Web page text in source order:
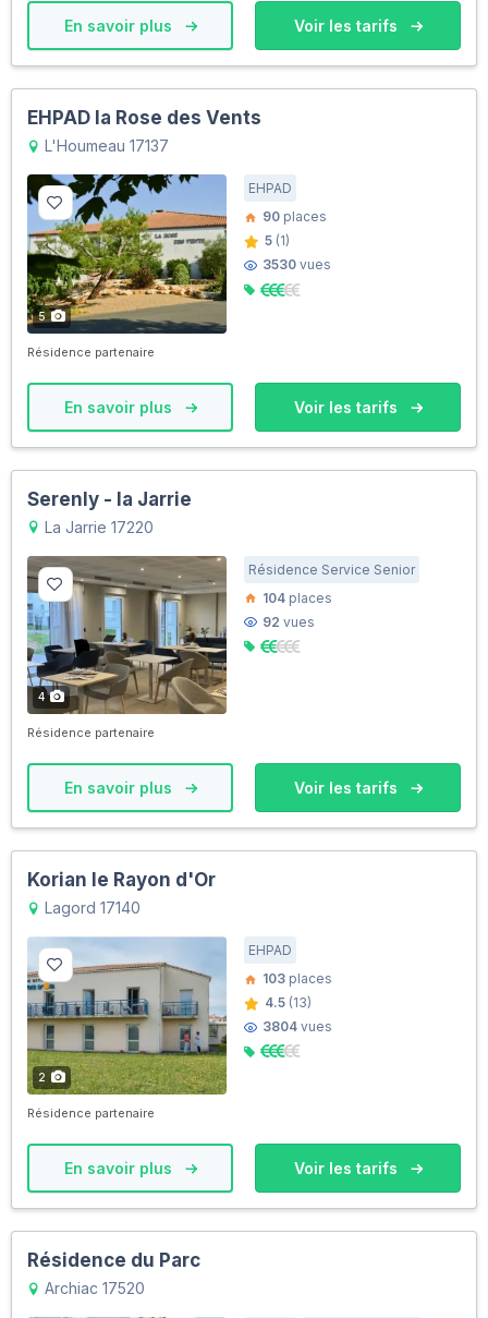
En savoir plus Voir les tarifs
EHPAD la Rose des Vents
L'Houmeau 17137
5
EHPAD
90 places
5 (1)
3530 vues
Résidence partenaire
En savoir plus Voir les tarifs
Serenly - la Jarrie
La Jarrie 17220
4
Résidence Service Senior
104 places
92 vues
Résidence partenaire
En savoir plus Voir les tarifs
Korian le Rayon d'Or
Lagord 17140
2
EHPAD
103 places
4.5 (13)
3804 vues
Résidence partenaire
En savoir plus Voir les tarifs
Résidence du Parc
Archiac 17520